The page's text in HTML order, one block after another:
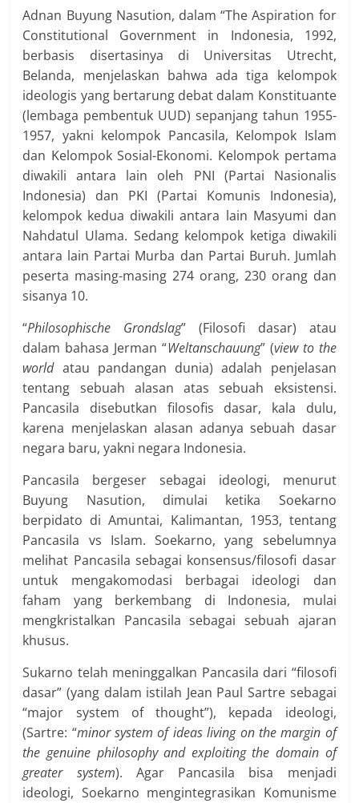
Adnan Buyung Nasution, dalam “The Aspiration for
Constitutional Government in Indonesia, 1992,
berbasis disertasinya di Universitas Utrecht,
Belanda, menjelaskan bahwa ada tiga kelompok
ideologis yang bertarung debat dalam Konstituante
(lembaga pembentuk UUD) sepanjang tahun 1955-
1957, yakni kelompok Pancasila, Kelompok Islam
dan Kelompok Sosial-Ekonomi. Kelompok pertama
diwakili antara lain oleh PNI (Partai Nasionalis
Indonesia) dan PKI (Partai Komunis Indonesia),
kelompok kedua diwakili antara lain Masyumi dan
Nahdatul Ulama. Sedang kelompok ketiga diwakili
antara lain Partai Murba dan Partai Buruh. Jumlah
peserta masing-masing 274 orang, 230 orang dan
sisanya 10.
“Philosophische Grondslag” (Filosofi dasar) atau
dalam bahasa Jerman “Weltanschauung” (view to the
worldatau pandangan dunia) adalah penjelasan
tentang sebuah alasan atas sebuah eksistensi.
Pancasila disebutkan filosofis dasar, kala dulu,
karena menjelaskan alasan adanya sebuah dasar
negara baru, yakni negara Indonesia.
Pancasila bergeser sebagai ideologi, menurut
Buyung Nasution, dimulai ketika Soekarno
berpidato di Amuntai, Kalimantan, 1953, tentang
Pancasila vs Islam. Soekarno, yang sebelumnya
melihat Pancasila sebagai konsensus/filosofi dasar
untuk mengakomodasi berbagai ideologi dan
faham yang berkembang di Indonesia, mulai
mengkristalkan Pancasila sebagai sebuah ajaran
khusus.
Sukarno telah meninggalkan Pancasila dari “filosofi
dasar” (yang dalam istilah Jean Paul Sartre sebagai
“major system of thought”), kepada ideologi,
(Sartre: “minor system of ideas living on the margin of
the genuine philosophy and exploiting the domain of
greater system). Agar Pancasila bisa menjadi
ideologi, Soekarno mengintegrasikan Komunisme